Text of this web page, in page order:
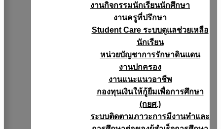
งานกิจกรรมนักเรียนนักศึกษา
งานครูที่ปรึกษา
Student Care ระบบดูแลช่วยเหลือ
นักเรียน
หน่วยบัญชาการรักษาดินแดน
งานปกครอง
งานแนะแนวอาชีพ
กองทุนเงินให้กู้ยืมเพื่อการศึกษา
(กยศ.)
ระบบติดตามภาวะการมีงานทำและ